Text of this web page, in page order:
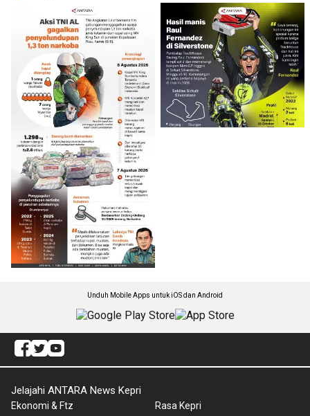
Unduh Mobile Apps untuk iOS dan Android
Jelajahi ANTARA News Kepri
Ekonomi & Ftz Rasa Kepri